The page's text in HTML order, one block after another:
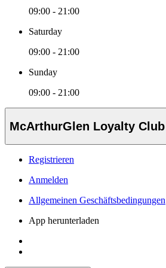
09:00 - 21:00
Saturday
09:00 - 21:00
Sunday
09:00 - 21:00
McArthurGlen Loyalty Club
Registrieren
Anmelden
Allgemeinen Geschäftsbedingungen
App herunterladen